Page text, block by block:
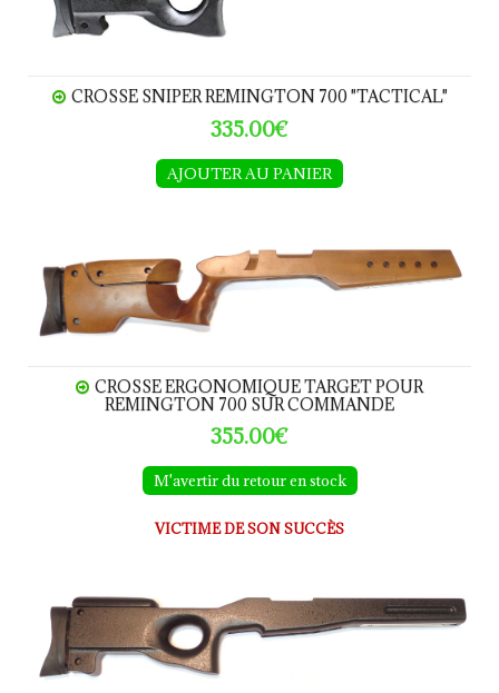
CROSSE SNIPER REMINGTON 700 "TACTICAL"
335.00€
AJOUTER AU PANIER
Crosse Ergonomique TARGET pour Remington 700
CROSSE ERGONOMIQUE TARGET POUR
REMINGTON 700 SUR COMMANDE
355.00€
M'avertir du retour en stock
VICTIME DE SON SUCCÈS
CROSSE SNIPER CZ 550/555 "Tactical"